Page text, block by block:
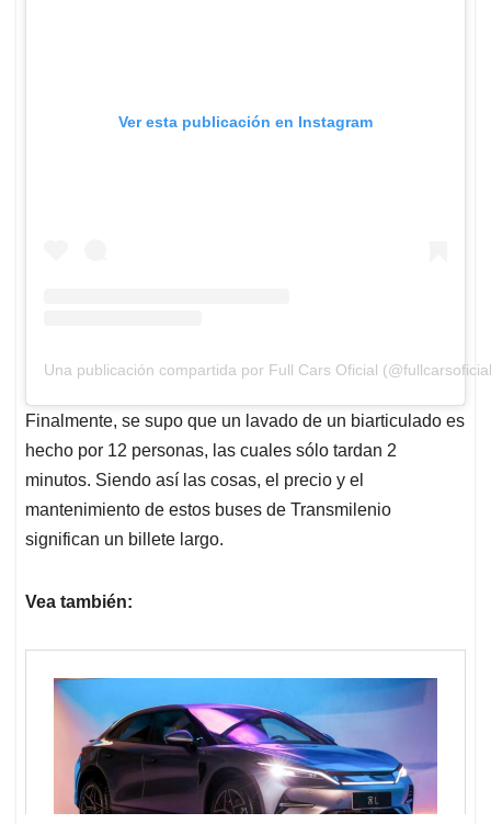
Ver esta publicación en Instagram
Una publicación compartida por Full Cars Oficial
Finalmente, se supo que un lavado de un biarticulado es
hecho por 12 personas, las cuales sólo tardan 2
minutos. Siendo así las cosas, el precio y el
mantenimiento de estos buses de Transmilenio
significan un billete largo.
Vea también: